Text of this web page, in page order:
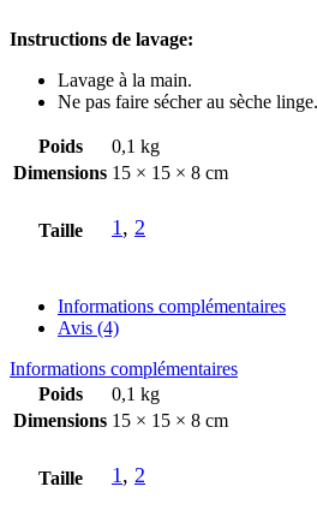
Instructions de lavage:
Lavage à la main.
Ne pas faire sécher au sèche linge.
Poids
0,1 kg
Dimensions 15 × 15 × 8 cm
Taille 1 , 2
Informations complémentaires
Avis (4)
Informations complémentaires
Poids
0,1 kg
Dimensions 15 × 15 × 8 cm
Taille 1 , 2